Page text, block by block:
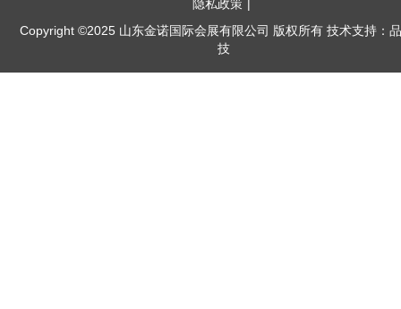
隐私政策 |
Copyright ©2025 山东金诺国际会展有限公司 版权所有 技术支持：
技